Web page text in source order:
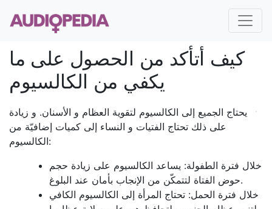
كيف أتأكد من الحصول على ما
يكفي من الكالسيوم
يحتاج الجميع إلى الكالسيوم لتقوية العظام و الأسنان. و زيادة
على ذلك تحتاج الفتيات و النساء إلى كميات إضافيّة من
الكالسيوم:
خلال فترة الطفولة: يساعد الكالسيوم على زيادة حجم
حوض الفتاة لتتمكّن من الإنجاب بأمان عند البلوغ.
خلال فترة الحمل: تحتاج المرأة إلى الكالسيوم الكافي